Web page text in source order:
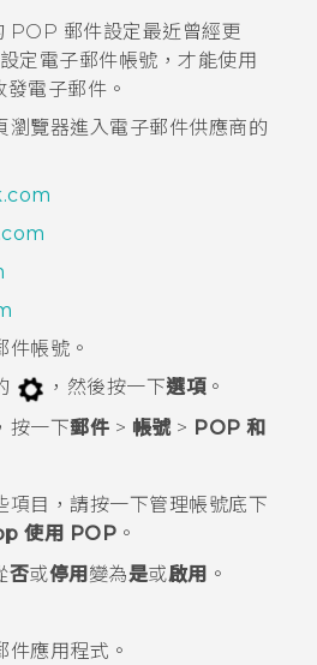
POP 郵件設定最近曾經更
定電子郵件帳號，才能使用
電子郵件。
瀏覽器進入電子郵件供應商的
件帳號。
，然後按一下選項。
按一下郵件 > 帳號> POP 和
項目，請按一下管理帳號底下
使用 POP 。
否或停用 變為是或啟用 。
件應用程式。